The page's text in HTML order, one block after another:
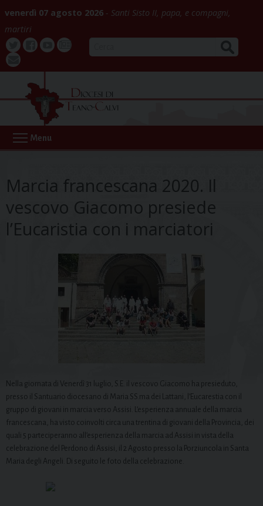
content
venerdì 07 agosto 2026
Santi Sisto II, papa, e compagni,
martiri
Twitter
Buona
webmail
Menu
Marcia francescana 2020. Il
vescovo Giacomo presiede
l’Eucaristia con i marciatori
Nella giornata di Venerdì 31 luglio, S.E. il vescovo Giacomo ha presieduto,
presso il Santuario diocesano di Maria SS.ma dei Lattani, l’Eucarestia con il
gruppo di giovani in marcia verso Assisi. L’esperienza annuale della marcia
francescana, ha visto coinvolti circa una trentina di giovani della Provincia, dei
quali 5 parteciperanno all’esperienza della marcia ad Assisi in vista della
celebrazione del Perdono di Assisi, il 2 Agosto presso la Porziuncola in Santa
Maria degli Angeli. Di seguito le foto della celebrazione.